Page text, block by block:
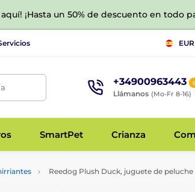
¡Hasta un 50% de descuento en todo
EUR
+34900963443
Llámanos (Mo-Fr 8-16)
SmartPet Crianza
Reedog Plush Duck, juguete de